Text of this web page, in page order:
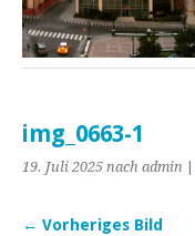
img_0663-1
19. Juli 2025 nach admin
← Vorheriges Bild